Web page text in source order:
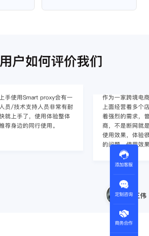
户如何评价我们
手使用Smart proxy会有一
员/技术支持人员非常有耐
就上手了，使用体验整体
荐身边的同行使用。
作为一家跨境电
上面经营着多个
着强烈的需求，
商，不是断网就
使用效果，体验
的问题，使用效
王伟
添加客服
定制咨询
商务合作